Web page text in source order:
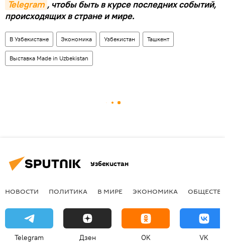
Telegram , чтобы быть в курсе последних событий,
происходящих в стране и мире.
В Узбекистане Экономика Узбекистан Ташкент
Выставка Made in Uzbekistan
Узбекистан
НОВОСТИ ПОЛИТИКА В МИРЕ ЭКОНОМИКА
Telegram Дзен OK VK